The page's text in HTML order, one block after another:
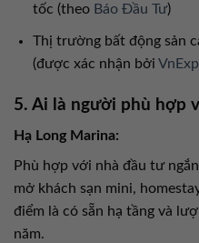
tốc (theo Báo Đầu Tư)
Thị trường bất động sản
(được xác nhận bởi
5. Ai là người phù hợp
Hạ Long Marina:
Phù hợp với nhà đầu tư
mở khách sạn mini,
điểm là có sẵn hạ tầng và
năm.